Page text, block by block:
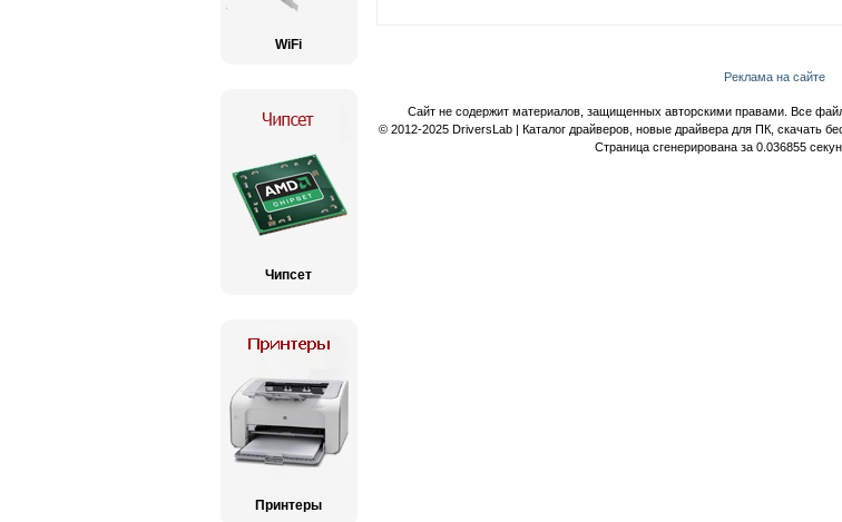
WiFi
Чипсет
Принтеры
Реклама на сайте
Сайт не содержит материалов, защищенных авторскими правами. Все
© 2012-2025 DriversLab | Каталог драйверов, новые драйвера для ПК, скачать
Страница сгенерирована за 0.036855